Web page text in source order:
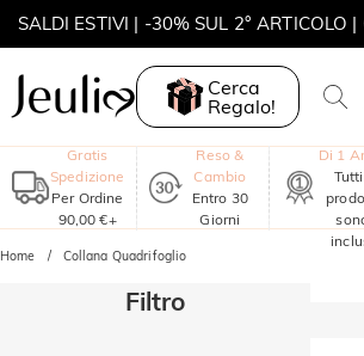
SALDI ESTIVI | -30% SUL 2° ARTICOLO |
MOVE MY WAY | ACQUISTA 3,
Cerca
Regalo!
Gratis
Spedizione
Per Ordine
90,00 €+
Reso &
Cambio
Entro 30
Giorni
Di 1
Home Collana Quadrifoglio
Filtro